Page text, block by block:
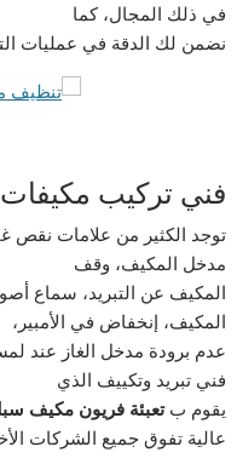
في ذلك المجال، كما
نضمن لك الدقة في عمليات
فني تركيب
توجد الكثير من علامات نقص
مدخل المكيف، وقف
المكيف عن التبريد، سماع
المكيف، إنخفاض في الأمبير،
عدم برودة مدخل الغاز عند
فني تبريد وتكييف الذي
يقوم بتعبئة فريون مكيف
عالية تفوق جميع الشركات